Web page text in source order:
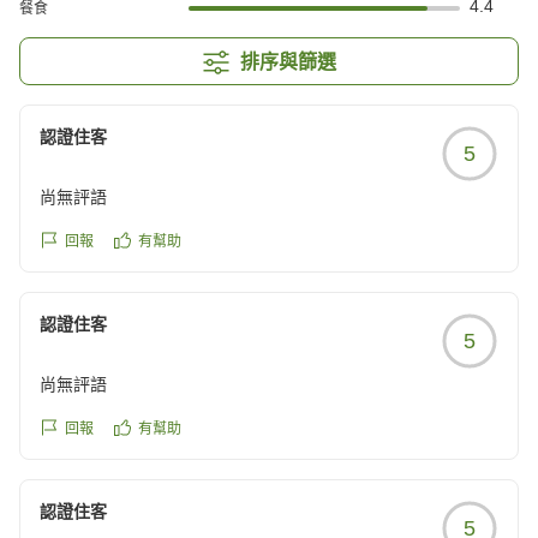
餐食 4.4
排序與篩選
認證住客
5
尚無評語
回報 有幫助
認證住客
5
尚無評語
回報 有幫助
認證住客
5